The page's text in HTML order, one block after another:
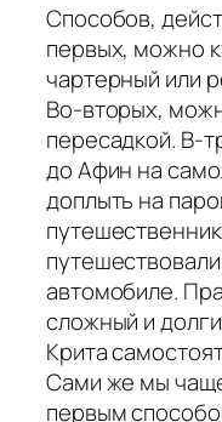
Способов,
первых, можно
чартерный или
Во-вторых,
пересадкой. В-
до Афин на
доплыть на
автомобиле.
сложный и
Крита
Сами же мы
первым